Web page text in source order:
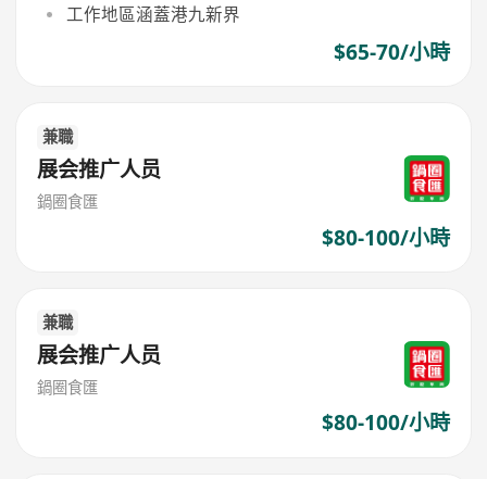
工作地區涵蓋港九新界
$65-70/小時
兼職
展会推广人员
鍋圈食匯
$80-100/小時
兼職
展会推广人员
鍋圈食匯
$80-100/小時